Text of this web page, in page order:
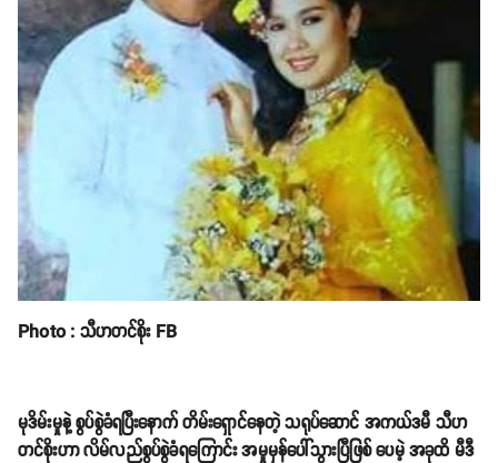
Photo : သီဟတင်စိုး FB
မုဒိမ်းမှုနဲ့ စွပ်စွဲခံရပြီးနောက် တိမ်းရှောင်နေတဲ့ သရုပ်ဆောင် အကယ်ဒမီ သီဟ
တင်စိုးဟာ လိမ်လည်စွပ်စွဲခံရကြောင်း အမှုမှန်ပေါ်သွားပြီဖြစ် ပေမဲ့ အခုထိ မီဒီ